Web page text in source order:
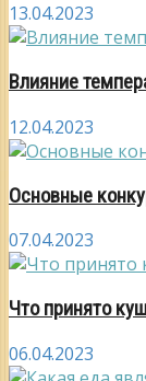
13.04.2023
Влияние
12.04.2023
Основные
07.04.2023
Что принято
06.04.2023